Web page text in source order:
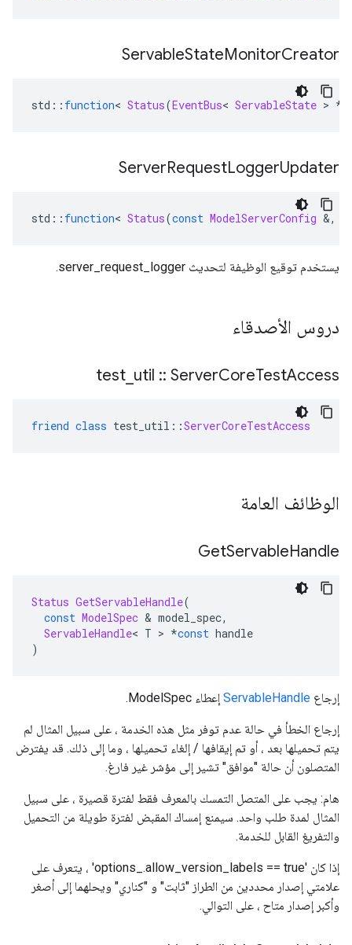
ServableStateMonitorCreator
std :: function< Status(EventBus< ServableState > *
ServerRequestLoggerUpdater
std :: function< Status(const ModelServerConfig &,
يستخدم توقيع الوظيفة لتحديث server_request_logger.
دروس الأصدقاء
test util :: ServerCoreTestAccess
friend class test_util ::ServerCoreTestAccess
الوظائف العامة
GetServableHandle
Status GetServableHandle(
const ModelSpec & model_spec,
ServableHandle< T > *const handle
)
إرجاع ServableHandle إعطاء ModelSpec.
إرجاع الخطأ في حالة عدم توفر مثل هذه الخدمة ، على سبيل المثال لم
يتم تحميلها بعد ، أو تم إيقافها / إلغاء تحميلها ، وما إلى ذلك. قد يفترض
المتصلون أن حالة "موافق" تشير إلى مؤشر غير فارغ.
هام: يجب على المتصل التمسك بالمعرف فقط لفترة قصيرة ، على سبيل
المثال لمدة طلب واحد. سيمنع إمساك المقبض لفترة طويلة من التحميل
والتفريغ القابل للخدمة.
إذا كان 'options_.allow_version_labels == true' ، يتعرف على
علامتي إصدار محددين من الطراز "ثابت" و "كناري" ويحلهما إلى أصغر
وأكبر إصدار متاح ، على التوالي.